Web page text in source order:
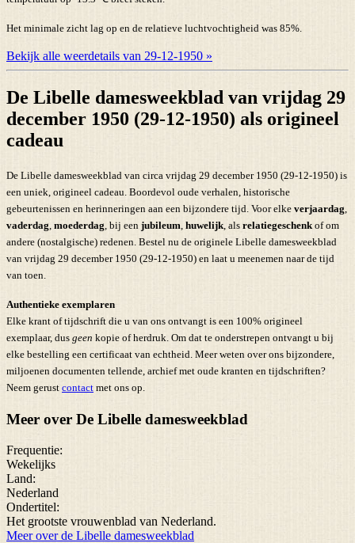
Het minimale zicht lag op en de relatieve luchtvochtigheid was 85%.
Bekijk alle weerdetails van 29-12-1950 »
De Libelle damesweekblad van vrijdag 29
december 1950 (29-12-1950) als origineel
cadeau
De Libelle damesweekblad van circa vrijdag 29 december 1950 (29-12-1950) is
een uniek, origineel cadeau. Boordevol oude verhalen, historische
gebeurtenissen en herinneringen aan een bijzondere tijd. Voor elke verjaardag,
vaderdag, moederdag, bij een jubileum, huwelijk, als relatiegeschenkof om
andere (nostalgische) redenen. Bestel nu de originele Libelle damesweekblad
van vrijdag 29 december 1950 (29-12-1950) en laat u meenemen naar de tijd
van toen.
Authentieke exemplaren
Elke krant of tijdschrift die u van ons ontvangt is een 100% origineel
exemplaar, dus geen kopie of herdruk. Om dat te onderstrepen ontvangt u bij
elke bestelling een certificaat van echtheid. Meer weten over ons bijzondere,
miljoenen documenten tellende, archief met oude kranten en tijdschriften?
Neem gerust contact met ons op.
Meer over De Libelle damesweekblad
Frequentie:
Wekelijks
Land:
Nederland
Ondertitel:
Het grootste vrouwenblad van Nederland.
Meer over de Libelle damesweekblad